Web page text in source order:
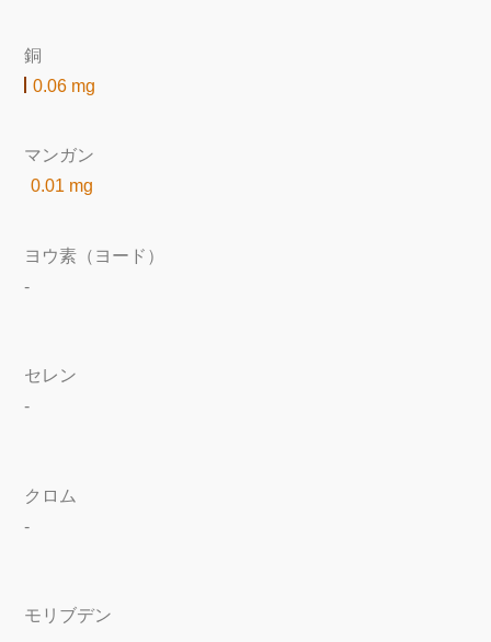
銅
0.06 mg
マンガン
0.01 mg
ヨウ素（ヨード）
-
セレン
-
クロム
-
モリブデン